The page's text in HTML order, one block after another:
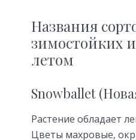
Названия
зимостойких
летом
Snowballet
Растение обладает
Цветы махровые,